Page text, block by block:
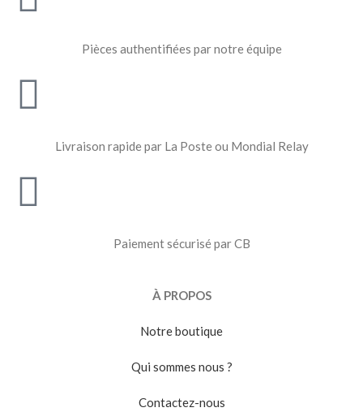
Pièces authentifiées par notre équipe
Livraison rapide par La Poste ou Mondial Relay
Paiement sécurisé par CB
À PROPOS
Notre boutique
Qui sommes nous ?
Contactez-nous